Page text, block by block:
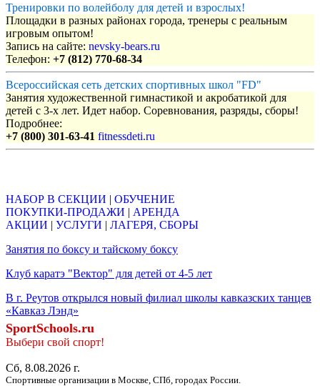
Тренировки по волейболу для детей и взрослых!
Площадки в разных районах города, тренеры с реальным
игровым опытом!
Запись на сайте: nevsky-bears.ru
Телефон: +7 (812) 770-68-34
Всероссийская сеть детских спортивных школ "FD"
Занятия художественной гимнастикой и акробатикой для
детей с 3-х лет. Идет набор. Соревнования, разряды, сборы!
Подробнее:
+7 (800) 301-63-41 fitnessdeti.ru
НАБОР В СЕКЦИИ | ОБУЧЕНИЕ
ПОКУПКИ-ПРОДАЖИ | АРЕНДА
АКЦИИ | УСЛУГИ | ЛАГЕРЯ, СБОРЫ
Занятия по боксу и тайскому боксу
Клуб каратэ "Вектор" для детей от 4-5 лет
В г. Реутов открылся новый филиал школы кавказских танцев
«Кавказ Лэнд»
SportSchools.ru
Выбери свой спорт!
Сб, 8.08.2026 г.
Спортивные организации в Москве, СПб, городах России.